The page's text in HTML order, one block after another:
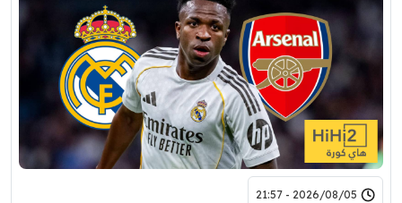
2026/08/05 - 21:57